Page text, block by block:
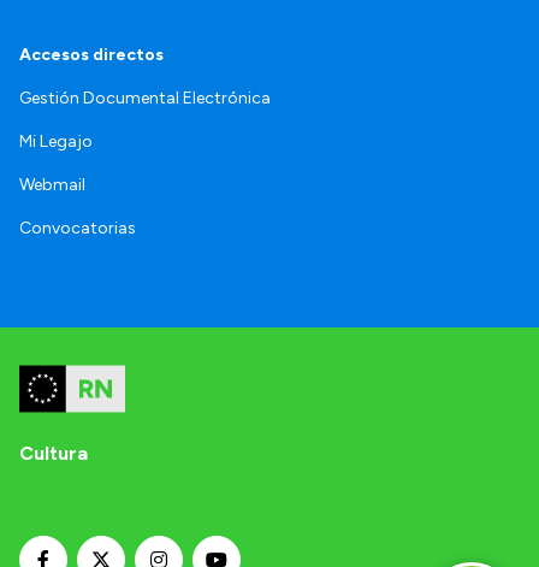
Accesos directos
Gestión Documental Electrónica
Mi Legajo
Webmail
Convocatorias
Cultura